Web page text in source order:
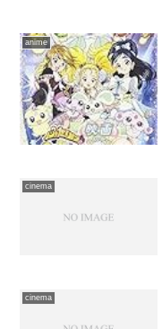
anime
cinema
cinema